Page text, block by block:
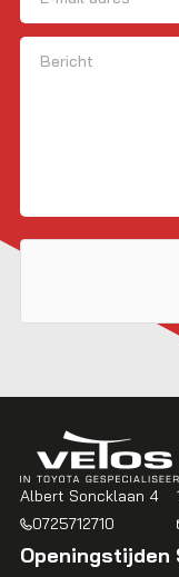
Bericht
Albert Soncklaan 4
0725712710
Openingstijden